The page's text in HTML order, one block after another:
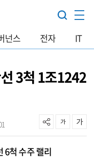
넌스 전자 IT
3척 1조1242
6척 수주 랠리